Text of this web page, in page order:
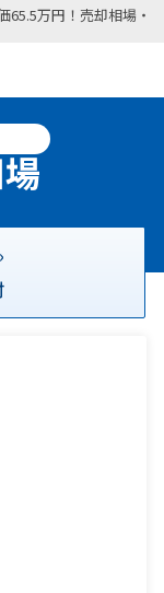
65.5万円！売却相場・